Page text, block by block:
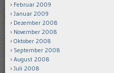
Februar 2009
Januar 2009
Dezember 2008
November 2008
Oktober 2008
September 2008
August 2008
Juli 2008